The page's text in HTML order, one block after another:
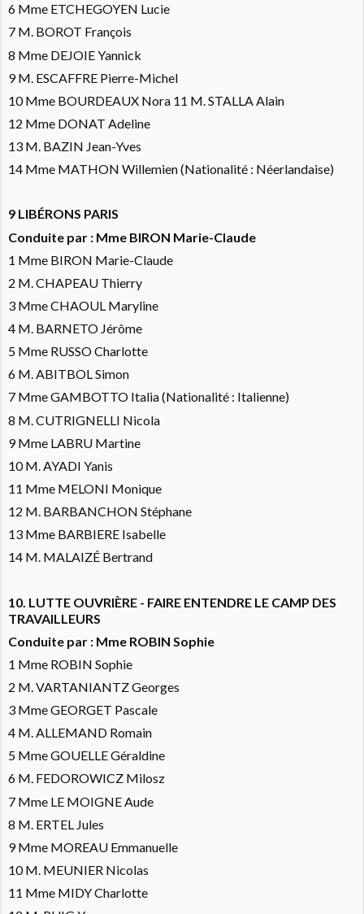
6 Mme ETCHEGOYEN Lucie
7 M. BOROT François
8 Mme DEJOIE Yannick
9 M. ESCAFFRE Pierre-Michel
10 Mme BOURDEAUX Nora 11 M. STALLA Alain
12 Mme DONAT Adeline
13 M. BAZIN Jean-Yves
14 Mme MATHON Willemien(Nationalité : Néerlandaise)
9 LIBÉRONS PARIS
Conduite par : Mme BIRON Marie-Claude
1 Mme BIRON Marie-Claude
2 M. CHAPEAU Thierry
3 Mme CHAOUL Maryline
4 M. BARNETO Jérôme
5 Mme RUSSO Charlotte
6 M. ABITBOL Simon
7 Mme GAMBOTTO Italia (Nationalité : Italienne)
8 M. CUTRIGNELLI Nicola
9 Mme LABRU Martine
10 M. AYADI Yanis
11 Mme MELONI Monique
12 M. BARBANCHON Stéphane
13 Mme BARBIERE Isabelle
14 M. MALAIZÉ Bertrand
10. LUTTE OUVRIÈRE - FAIRE ENTENDRE LE CAMP DES
TRAVAILLEURS
Conduite par : Mme ROBIN Sophie
1 Mme ROBIN Sophie
2 M. VARTANIANTZ Georges
3 Mme GEORGET Pascale
4 M. ALLEMAND Romain
5 Mme GOUELLE Géraldine
6 M. FEDOROWICZ Milosz
7 Mme LE MOIGNE Aude
8 M. ERTEL Jules
9 Mme MOREAU Emmanuelle
10 M. MEUNIER Nicolas
11 Mme MIDY Charlotte